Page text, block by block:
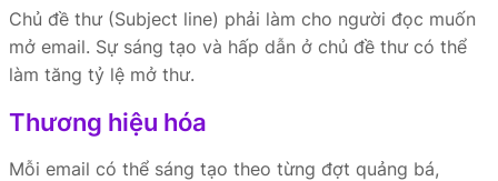
Chủ đề thư (Subject line) phải làm cho người đọc muốn
mở email. Sự sáng tạo và hấp dẫn ở chủ đề thư có thể
làm tăng tỷ lệ mở thư.
Thương hiệu hóa
Mỗi email có thể sáng tạo theo từng đợt quảng bá,